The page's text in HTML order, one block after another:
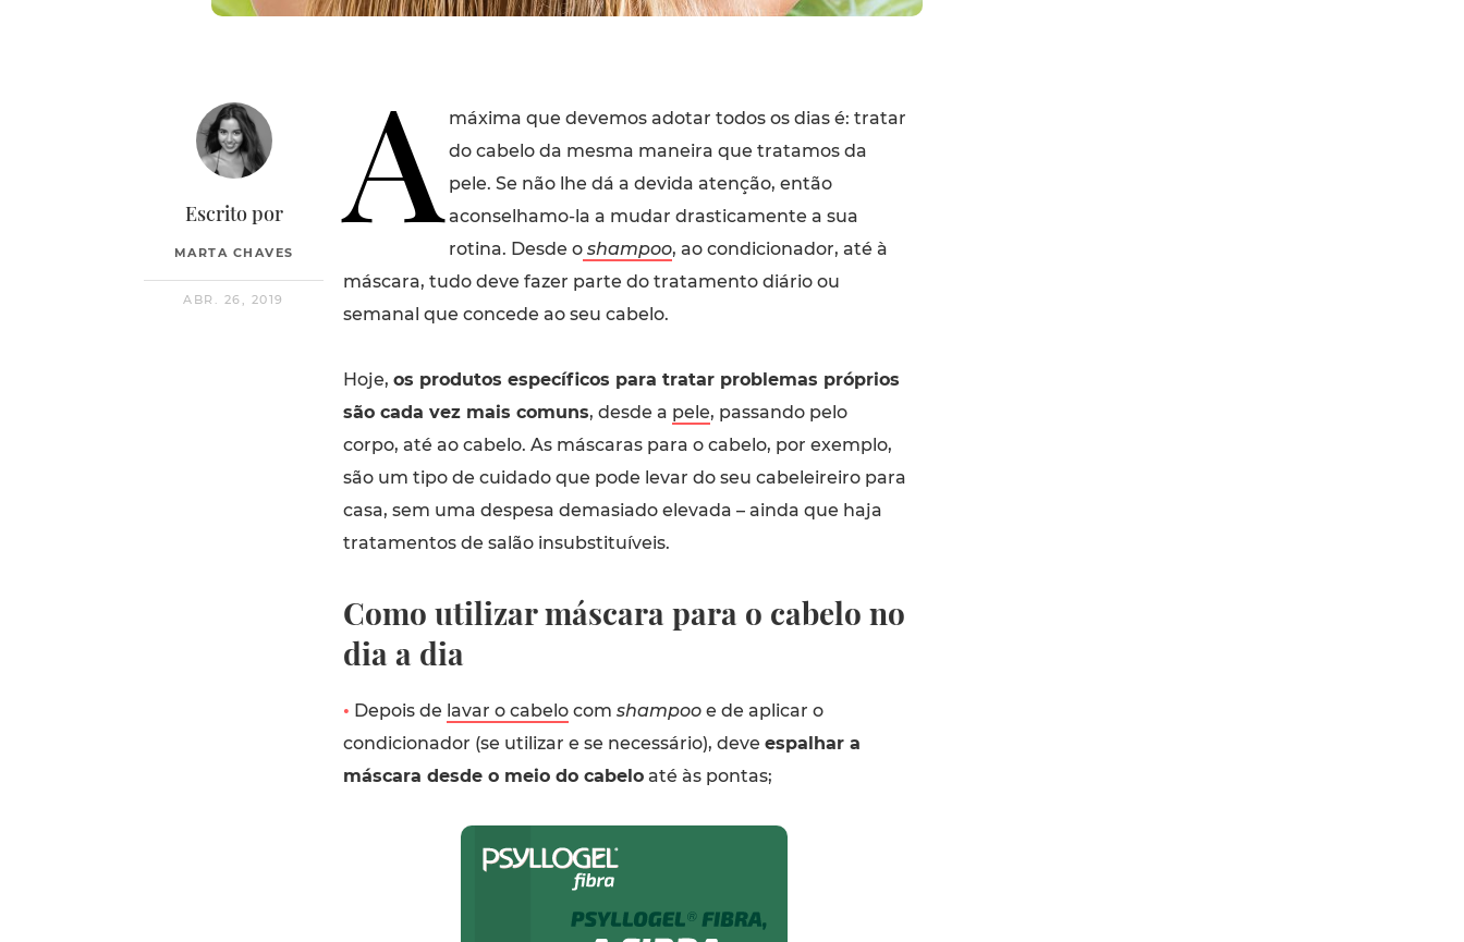
Escrito por
MARTA CHAVES
ABR. 26, 2019
A máxima que devemos adotar todos os dias é: tratar
do cabelo da mesma maneira que tratamos da
pele. Se não lhe dá a devida atenção, então
aconselhamo-la a mudar drasticamente a sua
rotina. Desde o shampoo, ao condicionador, até à
máscara, tudo deve fazer parte do tratamento diário ou
semanal que concede ao seu cabelo.
Hoje, os produtos específicos para tratar problemas próprios
são cada vez mais comuns, desde a pele, passando pelo
corpo, até ao cabelo. As máscaras para o cabelo, por exemplo,
são um tipo de cuidado que pode levar do seu cabeleireiro para
casa, sem uma despesa demasiado elevada – ainda que haja
tratamentos de salão insubstituíveis.
Como utilizar máscara para o cabelo no
dia a dia
• Depois de lavar o cabelocom shampooe de aplicar o
condicionador (se utilizar e se necessário), deve espalhar a
máscara desde o meio do cabeloaté às pontas;